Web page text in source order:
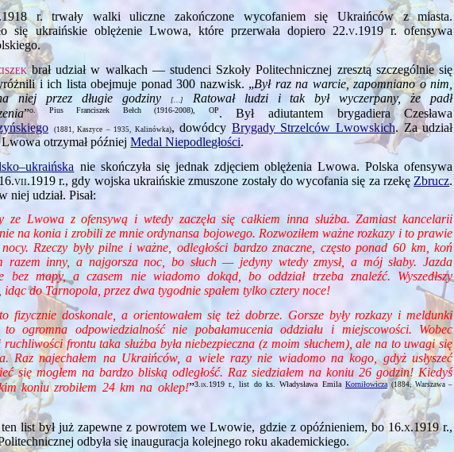
r. trwały walki uliczne zakończone wycofaniem się Ukraińców z miasta.
się ukraińskie oblężenie Lwowa, które przerwała dopiero 22.v.1919r. ofensywa
brał udział w walkach — studenci Szkoły Politechnicznej zresztą szczególnie się
i ich lista obejmuje ponad 300 nazwisk. „Był raz na warcie, zapomniano o nim,
niej przez długie godziny
[…]
Ratował ludzi i tak był wyczerpany, że padł
”o. Pius Franciszek Bełch (1916‑2008), OP. Był adiutantem brygadiera Czesława
(1881, Kaszyce – 1935, Kalinówka), dowódcy Brygady Strzelców Lwowskich. Za udział
otrzymał późniejMedal Niepodległości.
nie skończyła się jednak zdjęciem oblężenia Lwowa. Polska ofensywa
16.vii.1919r., gdy wojska ukraińskie zmuszone zostały do wycofania się za rzekę Zbrucz.
niej udział. Pisał:
ze Lwowa z ofensywą i wtedy zaczęła się całkiem inna służba. Zamiast kancelarii
na konia i zrobili ze mnie ordynansa bojowego. Rozwoziłem ważne rozkazy i to prawie
Rzeczy były pilne i ważne, odległości bardzo znaczne, często ponad 60 km, koń
razem inny, a najgorsza noc, bo słuch — jedyny wtedy zmysł, a mój słaby. Jazda
bez mapy, a czasem nie wiadomo dokąd, bo oddział trzeba znaleźć. Wyszedłszy
idąc do Tarnopola, przez dwa tygodnie spałem tylko cztery noce!
fizycznie doskonale, a orientowałem się też dobrze. Gorsze były rozkazy i meldunki
ogromna odpowiedzialność nie pobałamucenia oddziału i miejscowości. Wobec
frontu taka służba była niebezpieczna (z moim słuchem), ale na to uwagi się
Raz najechałem na Ukraińców, a wiele razy nie wiadomo na kogo, gdyż usłyszeć
się mogłem na bardzo bliską odległość. Raz siedziałem na koniu 26 godzin! Kiedyś
koniu zrobiłem 24 km na oklep!”3.ix.1919r., list do ks. Władysława EmilaKorniłowicza (1884, Warszawa –
ten list był już zapewne z powrotem we Lwowie, gdzie z opóźnieniem, bo16.x.1919r.,
odbyła się inauguracja kolejnego roku akademickiego.